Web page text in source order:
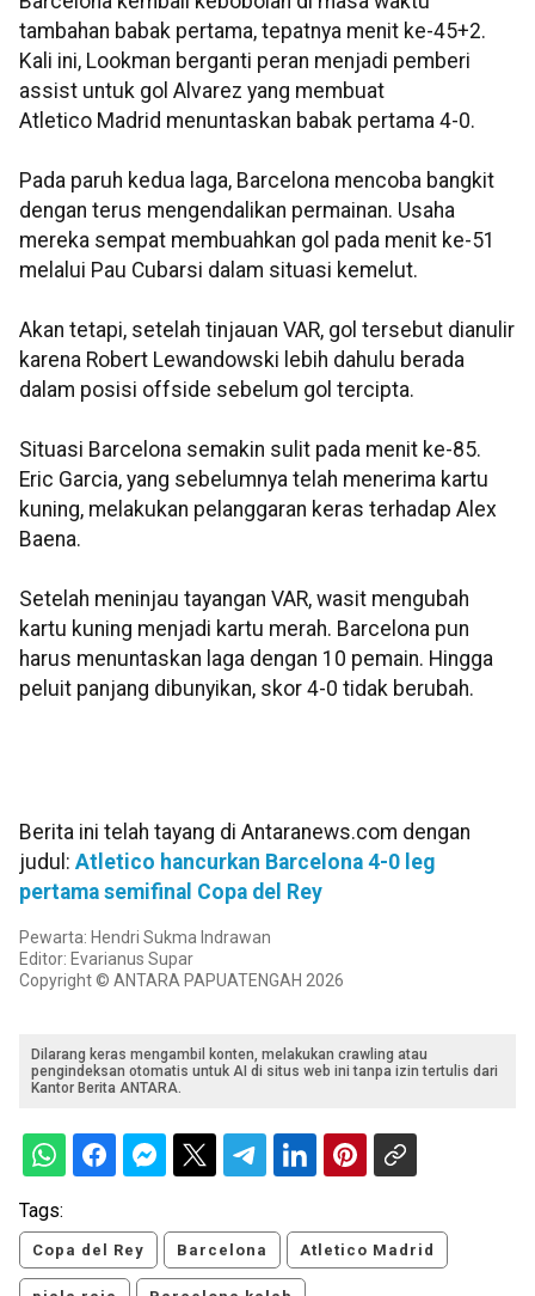
tambahan babak pertama, tepatnya menit ke-45+2.
Kali ini, Lookman berganti peran menjadi pemberi
assist untuk gol Alvarez yang membuat
Atletico Madrid menuntaskan babak pertama 4-0.
Pada paruh kedua laga, Barcelona mencoba bangkit
dengan terus mengendalikan permainan. Usaha
mereka sempat membuahkan gol pada menit ke-51
melalui Pau Cubarsi dalam situasi kemelut.
Akan tetapi, setelah tinjauan VAR, gol tersebut dianulir
karena Robert Lewandowski lebih dahulu berada
dalam posisi offside sebelum gol tercipta.
Situasi Barcelona semakin sulit pada menit ke-85.
Eric Garcia, yang sebelumnya telah menerima kartu
kuning, melakukan pelanggaran keras terhadap Alex
Baena.
Setelah meninjau tayangan VAR, wasit mengubah
kartu kuning menjadi kartu merah. Barcelona pun
harus menuntaskan laga dengan 10 pemain. Hingga
peluit panjang dibunyikan, skor 4-0 tidak berubah.
Berita ini telah tayang di Antaranews.com dengan
judul: Atletico hancurkan Barcelona 4-0 leg
pertama semifinal Copa del Rey
Pewarta: Hendri Sukma Indrawan
Editor: Evarianus Supar
Copyright © ANTARA PAPUATENGAH 2026
Dilarang keras mengambil konten, melakukan crawling atau
pengindeksan otomatis untuk AI di situs web ini tanpa izin tertulis dari
Kantor Berita ANTARA.
Tags:
Copa del Rey Barcelona Atletico Madrid